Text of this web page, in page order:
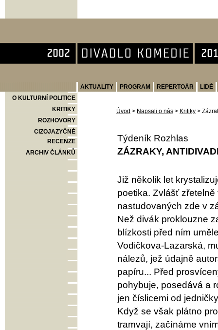
AKTUALITY PROGRAM REPERTOÁR
LIDÉ
O KULTURNÍ POLITICE
KRITIKY
ROZHOVORY
CIZOJAZYČNÉ
RECENZE
ARCHIV ČLÁNKŮ
Úvod > Napsali o nás > Kritiky >
Týdeník Rozhlas
ZÁZRAKY,
Již několik let
poetika. Zvlášť
nastudovaných zde v
Než divák proklouzne
blízkosti před ním
Vodičkova-Lazarská,
nálezů, jež údajně
papíru... Před
pohybuje, posedává a
jen číslicemi od
Když se však plátno
tramvají, začínáme